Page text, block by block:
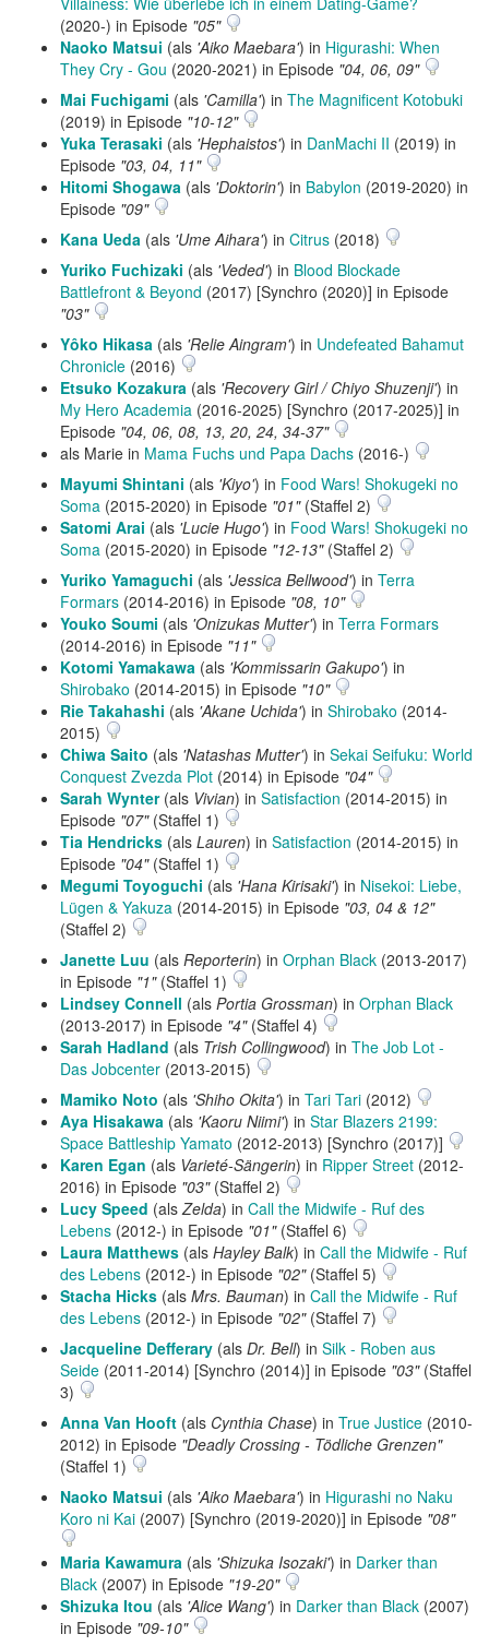
(2020-) in Episode "05"
Naoko Matsui (als 'Aiko Maebara') in Higurashi: When
They Cry - Gou (2020-2021) in Episode "04, 06, 09"
Mai Fuchigami (als 'Camilla') in The Magnificent Kotobuki
(2019) in Episode "10-12"
Yuka Terasaki (als 'Hephaistos') in DanMachi II (2019) in
Episode "03, 04, 11"
Hitomi Shogawa (als 'Doktorin') in Babylon (2019-2020) in
Episode "09"
Kana Ueda (als 'Ume Aihara') in Citrus (2018)
Yuriko Fuchizaki (als 'Veded') in Blood Blockade
Battlefront & Beyond (2017) [Synchro (2020)] in Episode
"03"
Yôko Hikasa (als 'Relie Aingram') in Undefeated Bahamut
Chronicle (2016)
Etsuko Kozakura (als 'Recovery Girl / Chiyo Shuzenji') in
My Hero Academia (2016-2025) [Synchro (2017-2025)] in
Episode "04, 06, 08, 13, 20, 24, 34-37"
als Marie in Mama Fuchs und Papa Dachs (2016-)
Mayumi Shintani (als 'Kiyo') in Food Wars! Shokugeki no
Soma (2015-2020) in Episode "01"(Staffel 2)
Satomi Arai (als 'Lucie Hugo') in Food Wars! Shokugeki no
Soma (2015-2020) in Episode "12-13"(Staffel 2)
Yuriko Yamaguchi (als 'Jessica Bellwood') in Terra
Formars (2014-2016) in Episode "08, 10"
Youko Soumi (als 'Onizukas Mutter') in Terra Formars
(2014-2016) in Episode "11"
Kotomi Yamakawa (als 'Kommissarin Gakupo') in
Shirobako (2014-2015) in Episode "10"
Rie Takahashi (als 'Akane Uchida') in Shirobako (2014-
2015)
Chiwa Saito (als 'Natashas Mutter') in Sekai Seifuku: World
Conquest Zvezda Plot (2014) in Episode "04"
Sarah Wynter(als Vivian) in Satisfaction (2014-2015) in
Episode "07"(Staffel 1)
Tia Hendricks (als Lauren) in Satisfaction (2014-2015) in
Episode "04"(Staffel 1)
Megumi Toyoguchi (als 'Hana Kirisaki') in Nisekoi: Liebe,
Lügen & Yakuza (2014-2015) in Episode "03, 04 & 12"
(Staffel 2)
Janette Luu (als Reporterin) in Orphan Black (2013-2017)
in Episode "1"(Staffel 1)
Lindsey Connell (als Portia Grossman) in Orphan Black
(2013-2017) in Episode "4"(Staffel 4)
Sarah Hadland (als Trish Collingwood) in The Job Lot -
Das Jobcenter (2013-2015)
Mamiko Noto (als 'Shiho Okita') in Tari Tari (2012)
Aya Hisakawa (als 'Kaoru Niimi') in Star Blazers 2199:
Space Battleship Yamato (2012-2013) [Synchro (2017)]
Karen Egan (als Varieté-Sängerin) in Ripper Street (2012-
2016) in Episode "03"(Staffel 2)
Lucy Speed (alsZelda) in Call the Midwife - Ruf des
Lebens (2012-) in Episode "01"(Staffel 6)
Laura Matthews (als Hayley Balk) in Call the Midwife - Ruf
des Lebens (2012-) in Episode "02"(Staffel 5)
Stacha Hicks (als Mrs. Bauman) in Call the Midwife - Ruf
des Lebens (2012-) in Episode "02"(Staffel 7)
Jacqueline Defferary (als Dr. Bell) in Silk - Roben aus
Seide (2011-2014) [Synchro (2014)] in Episode "03"(Staffel
3)
Anna Van Hooft (als Cynthia Chase) in True Justice (2010-
2012) in Episode "Deadly Crossing - Tödliche Grenzen"
(Staffel 1)
Naoko Matsui (als 'Aiko Maebara') in Higurashi no Naku
Koro ni Kai (2007) [Synchro (2019-2020)] in Episode "08"
Maria Kawamura (als 'Shizuka Isozaki') in Darker than
Black (2007) in Episode "19-20"
Shizuka Itou (als 'Alice Wang') in Darker than Black (2007)
in Episode "09-10"